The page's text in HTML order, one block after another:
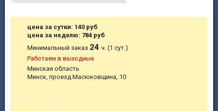
цена за сутки: 140 руб
цена за неделю: 784 руб
Минимальный заказ 24ч. (1 сут.)
Работаем в выходные
Минская область
Минск, проезд Масюковщина, 10